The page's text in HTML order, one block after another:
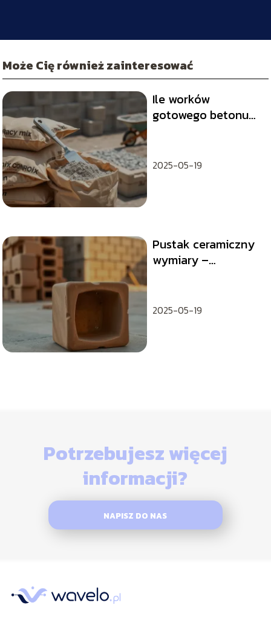
Może Cię również zainteresować
Ile worków
gotowego betonu
2025-05-19
Pustak ceramiczny
wymiary –
zastosowanie
2025-05-19
Potrzebujesz więcej
informacji?
NAPISZ DO NAS